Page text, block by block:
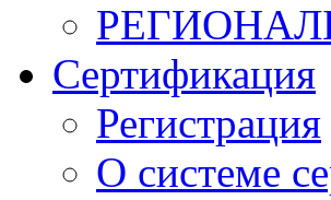
Сертификация
Регистрация
О системе